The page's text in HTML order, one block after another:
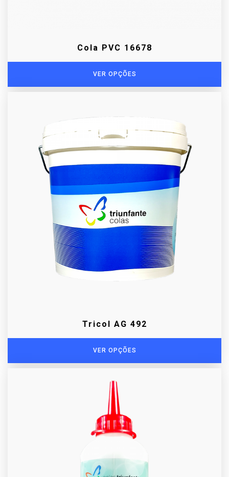
Cola PVC 16678
VER OPÇÕES
Tricol AG 492
VER OPÇÕES